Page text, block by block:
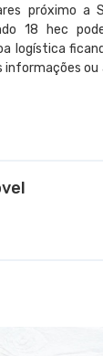
próximo a
18 hec
logística
ou